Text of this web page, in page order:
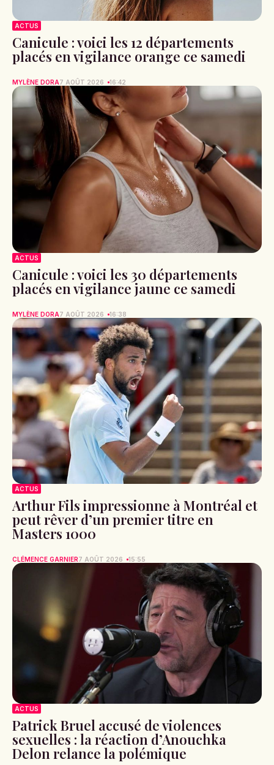
ACTUS
Canicule : voici les 12 départements
placés en vigilance orange ce samedi
MYLÈNE DORA7 AOÛT 2026 16:42
ACTUS
Canicule : voici les 30 départements
placés en vigilance jaune ce samedi
MYLÈNE DORA7 AOÛT 2026 16:38
ACTUS
Arthur Fils impressionne à Montréal et
peut rêver d’un premier titre en
Masters 1000
CLÉMENCE GARNIER7 AOÛT 2026 15:55
ACTUS
Patrick Bruel accusé de violences
sexuelles : la réaction d’Anouchka
Delon relance la polémique